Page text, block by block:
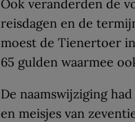
Ook veranderden de
reisdagen en de
moest de Tienertoer
65 gulden waarmee
De naamswijziging
en meisjes van